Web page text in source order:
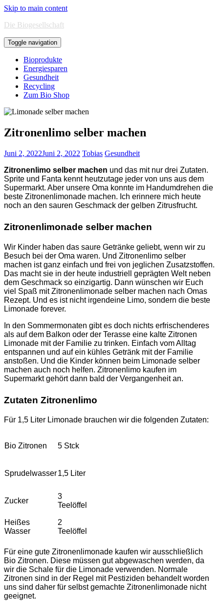
Skip to main content
Die Biogesellschaft
Toggle navigation
Bioprodukte
Energiesparen
Gesundheit
Recycling
Zum Bio Shop
Zitronenlimo selber machen
Juni 2, 2022Juni 2, 2022 Tobias Gesundheit
Zitronenlimo selber machen und das mit nur drei Zutaten.
Sprite und Fanta kennt heutzutage jeder von uns aus dem
Supermarkt. Aber unsere Oma konnte im Handumdrehen die
beste Zitronenlimonade machen. Ich erinnere mich heute
noch an den sauren Geschmack der gelben Zitrusfrucht.
Zitronenlimonade selber machen
Wir Kinder haben das saure Getränke geliebt, wenn wir zu
Besuch bei der Oma waren. Und Zitronenlimo selber
machen ist ganz einfach und frei von jeglichen Zusatzstoffen.
Das macht sie in der heute industriell geprägten Welt neben
dem Geschmack so einzigartig. Dann wünschen wir Euch
viel Spaß mit Zitronenlimonade selber machen nach Omas
Rezept. Und es ist nicht irgendeine Limo, sondern die beste
Limonade forever.
In den Sommermonaten gibt es doch nichts erfrischenderes
als auf dem Balkon oder der Terasse eine kalte Zitronen
Limonade mit der Familie zu trinken. Einfach vom Alltag
entspannen und auf ein kühles Getränk mit der Familie
anstoßen. Und die Kinder können beim Limonade selber
machen auch noch helfen. Zitronenlimo kaufen im
Supermarkt gehört dann bald der Vergangenheit an.
Zutaten Zitronenlimo
Für 1,5 Liter Limonade brauchen wir die folgenden Zutaten:
Bio Zitronen 5 Stck
Sprudelwasser1,5 Liter
Zucker
3
Teelöffel
Heißes
Wasser
2
Teelöffel
Für eine gute Zitronenlimonade kaufen wir ausschließlich
Bio Zitronen. Diese müssen gut abgewaschen werden, da
wir die Schale für die Limonade verwenden. Normale
Zitronen sind in der Regel mit Pestiziden behandelt worden
uns sind daher für selbst gemachte Zitronenlimonade nicht
geeignet.